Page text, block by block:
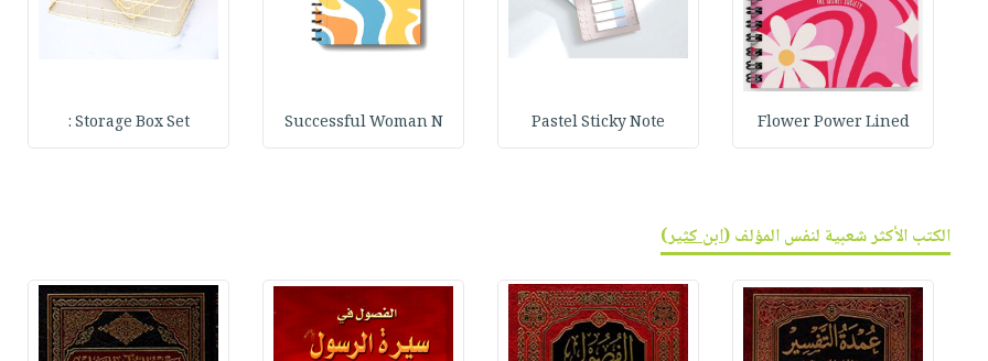
Flower Power Lined
Pastel Sticky Note
Successful Woman N
Storage Box Set :
الكتب الأكثر شعبية لنفس المؤلف (ابن كثير)